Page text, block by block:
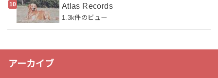
Atlas Records
1.3k件のビュー
アーカイブ